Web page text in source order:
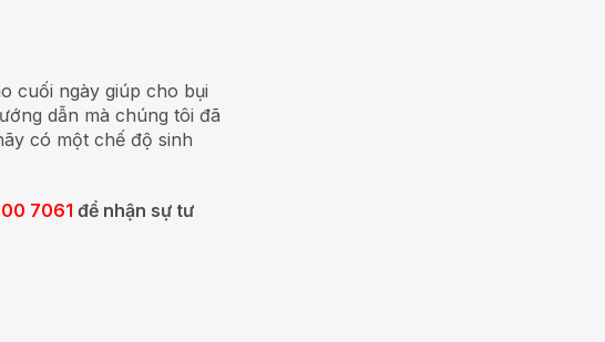
cuối ngày giúp cho bụi
dẫn mà chúng tôi đã
có một chế độ sinh
7061 để nhận sự tư